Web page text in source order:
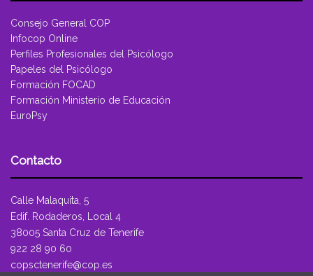
Consejo General COP
Infocop Online
Perfiles Profesionales del Psicólogo
Papeles del Psicólogo
Formación FOCAD
Formación Ministerio de Educación
EuroPsy
Contacto
Calle Malaquita, 5
Edif. Rodaderos, Local 4
38005 Santa Cruz de Tenerife
922 28 90 60
copsctenerife@cop.es